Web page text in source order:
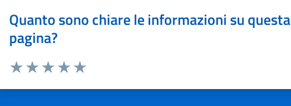
Quanto sono chiare le informazioni su questa
pagina?